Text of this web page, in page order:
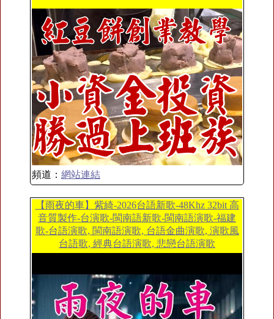
頻道： 網站連結
【雨夜的車】紫綺-2026台語新歌-48Khz 32bit 高
音質製作-台演歌-閩南語新歌-閩南語演歌-福建
歌-台語演歌, 閩南語演歌, 台語金曲演歌, 演歌風
台語歌, 經典台語演歌, 悲戀台語演歌